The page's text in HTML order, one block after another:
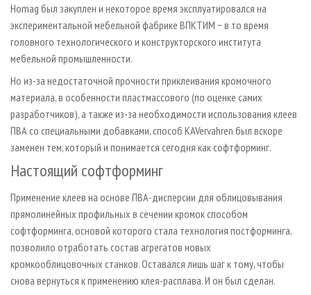
Homag был закуплен и некоторое время эксплуатировался на
экспериментальной мебельной фабрике ВПКТИМ − в то время
головного технологического и конструкторского института
мебельной промышленности.
Но из­-за недостаточной прочности приклеивания кромочного
материала, в особенности пластмассового (по оценке самих
разработчиков), а также из­-за необходимости использования клеев
ПВА со специальными добавками, способ KA­Vervahren был вскоре
заменен тем, который и понимается сегодня как софтформинг.
Настоящий софтформинг
Применение клеев на основе ПВА­-дисперсии для облицовывания
прямолинейных профильных в сечении кромок способом
софтформинга, основой которого стала технология постформинга,
позволило отработать состав агрегатов новых
кромкооблицовочных станков. Оставался лишь шаг к тому, чтобы
снова вернуться к применению клея-­расплава. И он был сделан.